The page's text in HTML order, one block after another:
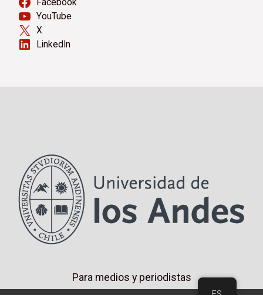
Facebook
YouTube
X
LinkedIn
Para medios y periodistas